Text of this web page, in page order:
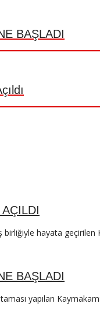
BAŞLADI
hayata geçirilen
BAŞLADI
yapılan